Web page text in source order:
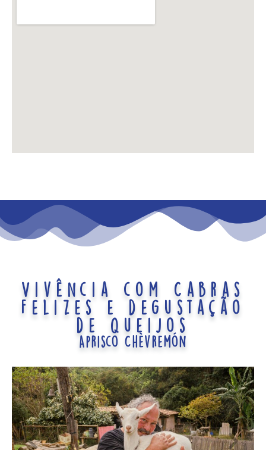
Vivência com Cabras
Felizes e degustação
de queijos
Aprisco Chèvremón